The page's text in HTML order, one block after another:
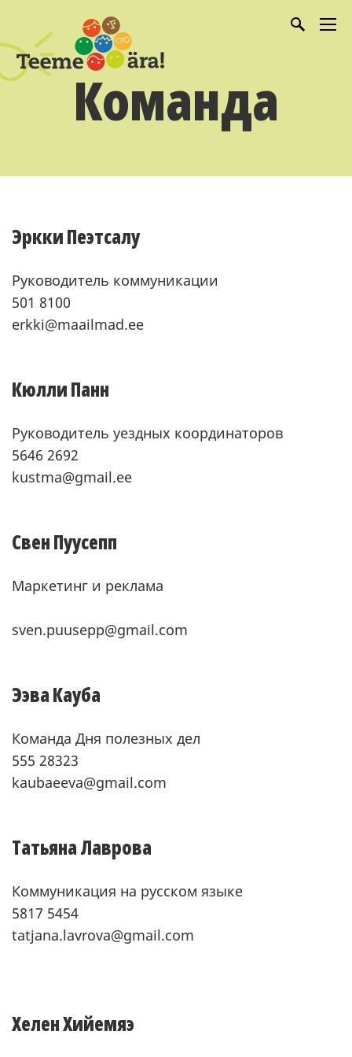
Команда
Эркки Пеэтсалу
Руководитель коммуникации
501 8100
erkki@maailmad.ee
Кюлли Панн
Руководитель уездных координаторов
5646 2692
kustma@gmail.ee
Свен Пуусепп
Маркетинг и реклама
sven.puusepp@gmail.com
Ээва Кауба
Команда Дня полезных дел
555 28323
kaubaeeva@gmail.com
Tатьяна Лаврова
Коммуникация на русском языке
5817 5454
tatjana.lavrova@gmail.com
Хелен Хийемяэ